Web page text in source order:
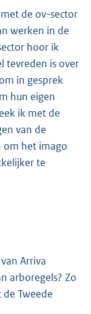
de ov-sector
werken in de
hoor ik
tevreden is over
in gesprek
hun eigen
ik met de
van de
om het imago
te
Arriva
arboregels? Zo
Tweede